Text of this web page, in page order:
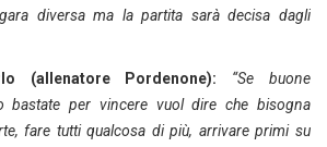
diversa ma la partita sarà decisa dagli
(allenatore Pordenone):
“Se buone
bastate per vincere vuol dire che bisogna
fare tutti qualcosa di più, arrivare primi su